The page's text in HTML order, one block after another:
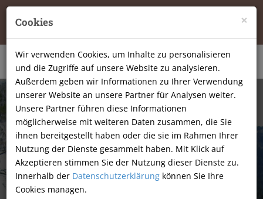
×
Cookies
Wir verwenden Cookies, um Inhalte zu personalisieren
und die Zugriffe auf unsere Website zu analysieren.
Außerdem geben wir Informationen zu Ihrer Verwendung
unserer Website an unsere Partner für Analysen weiter.
Unsere Partner führen diese Informationen
möglicherweise mit weiteren Daten zusammen, die Sie
ihnen bereitgestellt haben oder die sie im Rahmen Ihrer
Nutzung der Dienste gesammelt haben. Mit Klick auf
Akzeptieren stimmen Sie der Nutzung dieser Dienste zu.
Innerhalb der Datenschutzerklärung können Sie Ihre
Cookies managen.
|
07134-9177806